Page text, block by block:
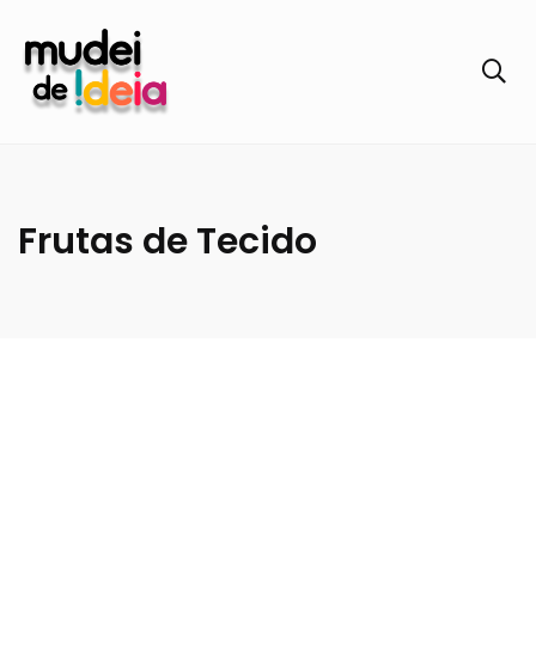
Frutas de Tecido